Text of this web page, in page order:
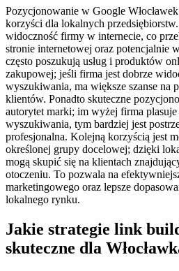
Pozycjonowanie w Google
korzyści dla lokalnych
widoczność firmy w internecie, co
stronie internetowej oraz potencjalnie
często poszukują usług i produktów
zakupowej; jeśli firma jest dobrze
wyszukiwania, ma większe szanse na
klientów. Ponadto skuteczne
autorytet marki; im wyżej firma
wyszukiwania, tym bardziej jest
profesjonalna. Kolejną korzyścią jest
określonej grupy docelowej; dzięki
mogą skupić się na klientach
otoczeniu. To pozwala na
marketingowego oraz lepsze
lokalnego rynku.
Jakie strategie link
skuteczne dla